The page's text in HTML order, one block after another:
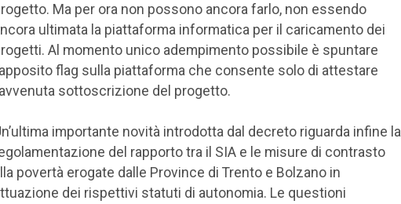
Ma per ora non possono ancora farlo, non essendo
ultimata la piattaforma informatica per il caricamento dei
Al momento unico adempimento possibile è spuntare
flag sulla piattaforma che consente solo di attestare
sottoscrizione del progetto.
importante novità introdotta dal decreto riguarda infine la
del rapporto tra il SIA e le misure di contrasto
povertà erogate dalle Province di Trento e Bolzano in
dei rispettivi statuti di autonomia. Le questioni